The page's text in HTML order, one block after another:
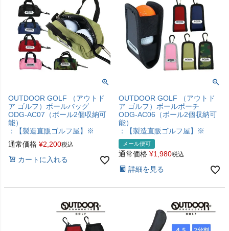
OUTDOOR GOLF （アウトド
ア ゴルフ）ボールバッグ
ODG-AC07（ボール2個収納可
能）
：【製造直販ゴルフ屋】※
通常価格 ¥2,200税込
カートに入れる
OUTDOOR GOLF （アウトド
ア ゴルフ）ボールポーチ
ODG-AC06（ボール2個収納可
能）
：【製造直販ゴルフ屋】※
メール便可
通常価格 ¥1,980税込
詳細を見る